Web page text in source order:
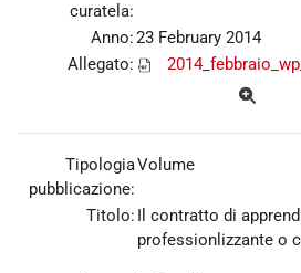
curatela:
Anno:23 February 2014
Allegato:
Tipologia
pubblicazione:
Volume
Titolo: Il contratto di
professionlizzante o